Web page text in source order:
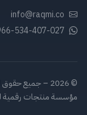
info@raqmi.co
534-407-027
© 2026 – جميع حقوق المنصة محفوظة، وحقوق المنتجات محفوظة لمُلّاكها.
مؤسسة منتجات رقمية